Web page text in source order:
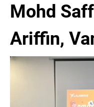
Mohd
Ariffin,